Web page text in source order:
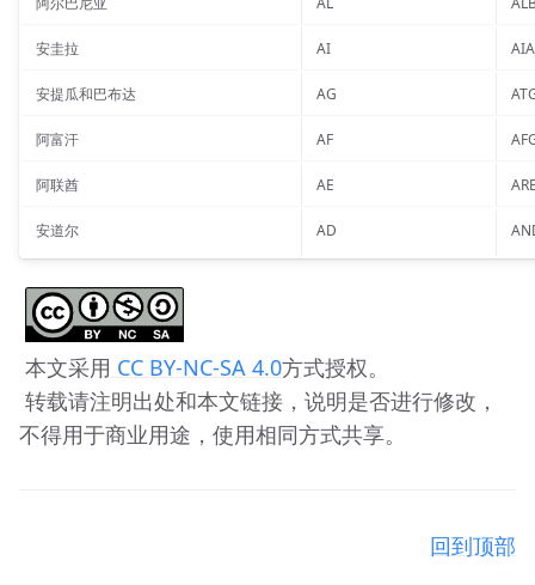
安圭拉 AI AIA
安提瓜和巴布达 AG
阿富汗 AF
阿联酋 AE
安道尔 AD
本文采用 CC BY-NC-SA 4.0方式授权。
不得用于商业用途，使用相同方式共享。
回到顶部